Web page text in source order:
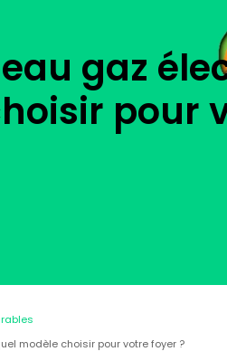
gaz
pour
modèle choisir pour votre foyer ?